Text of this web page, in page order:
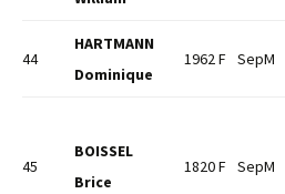
44
HARTMANN
Dominique
1962 F SepM
45
BOISSEL
Brice
1820 F SepM